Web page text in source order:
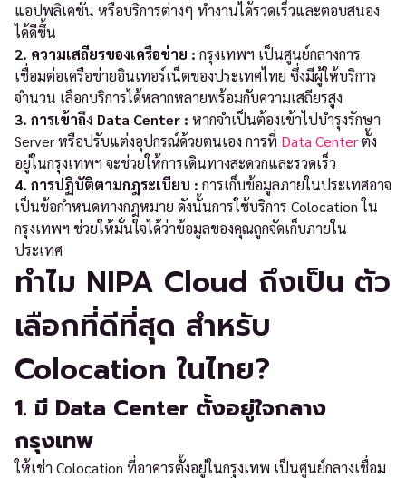
แอปพลิเคชัน หรือบริการต่างๆ ทำงานได้รวดเร็วและตอบสนอง
ได้ดีขึ้น
2. ความเสถียรของเครือข่าย : กรุงเทพฯ เป็นศูนย์กลางการ
เชื่อมต่อเครือข่ายอินเทอร์เน็ตของประเทศไทย ซึ่งมีผู้ให้บริการ
จำนวน เลือกบริการได้หลากหลายพร้อมกับความเสถียรสูง
3. การเข้าถึง Data Center : หากจำเป็นต้องเข้าไปบำรุงรักษา
Server หรือปรับแต่งอุปกรณ์ด้วยตนเอง การที่ Data Centerตั้ง
อยู่ในกรุงเทพฯ จะช่วยให้การเดินทางสะดวกและรวดเร็ว
4. การปฏิบัติตามกฎระเบียบ : การเก็บข้อมูลภายในประเทศอาจ
เป็นข้อกำหนดทางกฎหมาย ดังนั้นการใช้บริการ Colocation ใน
กรุงเทพฯ ช่วยให้มั่นใจได้ว่าข้อมูลของคุณถูกจัดเก็บภายใน
ประเทศ
ทำไม NIPA Cloud ถึงเป็น ตัว
เลือกที่ดีที่สุด สำหรับ
Colocation ในไทย?
1. มี Data Center ตั้งอยู่ใจกลาง
กรุงเทพ
ให้เช่า Colocation ที่อาคารตั้งอยู่ในกรุงเทพ เป็นศูนย์กลางเชื่อม